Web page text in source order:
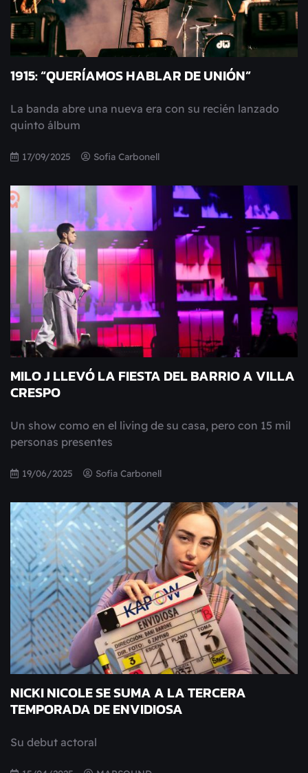
1915: “QUERÍAMOS HABLAR DE UNIÓN”
La banda abre una nueva era con su recién lanzado
quinto álbum
17/09/2025 Sofia Carbonell
MILO J LLEVÓ LA FIESTA DEL BARRIO A VILLA
CRESPO
Un show como en el living de su casa, pero con 15 mil
personas presentes
19/06/2025 Sofia Carbonell
NICKI NICOLE SE SUMA A LA TERCERA
TEMPORADA DE ENVIDIOSA
Su debut actoral